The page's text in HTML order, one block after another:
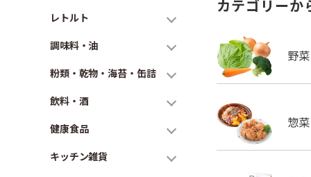
レトルト
調味料・油
粉類・乾物・海苔・缶詰
飲料・酒
健康食品
キッチン雑貨
カテゴリーか